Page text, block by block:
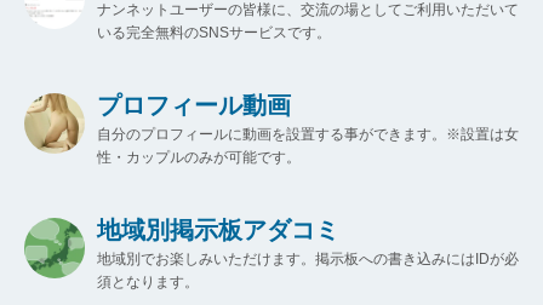
ナンネットユーザーの皆様に、交流の場としてご利用いただいて
いる完全無料のSNSサービスです。
プロフィール動画
自分のプロフィールに動画を設置する事ができます。※設置は女
性・カップルのみが可能です。
地域別掲示板アダコミ
地域別でお楽しみいただけます。掲示板への書き込みにはIDが必
須となります。